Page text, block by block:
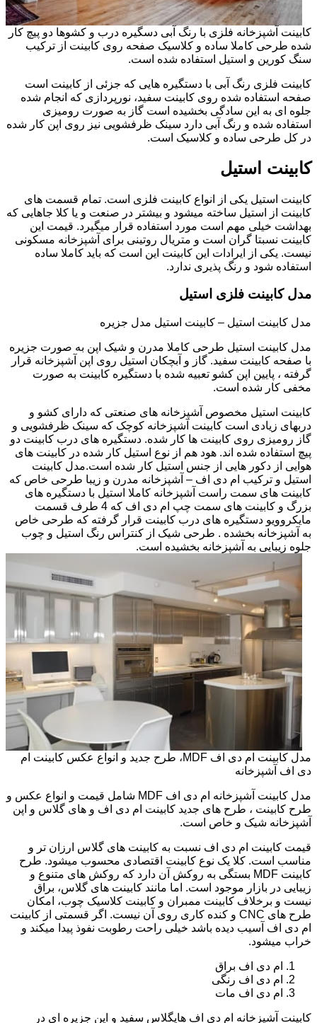
کابینت آشپزخانه فلزی با رنگ آبی دسگیره درب و کشوها دو پیچ کار
شده طرحی کاملا ساده و کلاسیک صفحه روی کابینت از ترکیب
سنگ کورین و استیل استفاده شده است.
کابینت فلزی رنگ آبی با دستگیره هایی که جزئی از کابینت است
صفحه استفاده شده روی کابینت سفید، نورپردازی که انجام شده
جلوه ای به این سادگی بخشیده است گاز به صورت رومیزی
استفاده شده و رنگ آبی دارد سینک ظرفشویی نیز روی اپن کار شده
در کل طرحی ساده و کلاسیک است.
کابینت استیل
کابینت استیل یکی از انواع کابینت فلزی است. تمام قسمت های
کابینت از استیل ساخته میشود و بیشتر در صنعت و یا کلا جاهایی که
بهداشت خیلی مهم است مورد استفاده قرار میگیرد. قیمت این
کابینت نسبتا گران است و متریال روتینی برای آشپزخانه مسکونی
نیست. یکی از ایرادات این کابینت این است که باید کاملا ساده
استفاده شود و رنگ پذیری ندارد.
مدل کابینت فلزی استیل
مدل کابینت استیل – کابینت استیل مدل جزیره
مدل کابینت استیل طرحی کاملا مدرن و شیک اپن به صورت جزیره
با صفحه کابینت سفید. گاز و آبچکان استیل روی اپن آشپزخانه قرار
گرفته ، پایین اپن کشو تعبیه شده با دستگیره کابینت به صورت
مخفی کار شده است.
کابینت استیل مخصوص آشپزخانه های صنعتی که دارای کشو و
دربهای زیادی است کابینت آشپزخانه کوچک که سینک ظرفشویی و
گاز رومیزی روی کابینت ها کار شده. دستگیره های درب کابینت دو
پیچ استفاده شده اند. هود هم از نوع استیل کار شده در کابینت های
هوایی از دکور هایی از جنس استیل کار شده است.مدل کابینت
استیل و ترکیب ام دی اف – آشپزخانه مدرن و زیبا طرحی خاص که
کابینت های سمت راست آشپزخانه کاملا استیل با دستگیره های
بزرگ و کابینت های سمت چپ ام دی اف که 4 طرف قسمت
مایکروویو دستگیره های درب کابینت قرار گرفته که طرحی خاص
به آشپزخانه بخشده . طرحی شیک از کنتراس رنگ استیل و چوب
جلوه زیبایی به آشپزخانه بخشیده است.
مدل کابینت ام دی اف MDF، طرح جدید و انواع عکس کابینت ام
دی اف آشپزخانه
مدل کابینت آشپزخانه ام دی اف MDF شامل قیمت و انواع عکس و
طرح کابینت ، طرح های جدید کابینت ام دی اف و های گلاس و اپن
آشپزخانه شیک و خاص است.
قیمت کابینت ام دی اف نسبت به کابینت های گلاس ارزان تر و
مناسب است. کلا یک نوع کابینت اقتصادی محسوب میشود. طرح
کابینت MDF بستگی به روکش آن دارد که روکش های متنوع و
زیبایی در بازار موجود است. اما مانند کابینت های گلاس، براق
نیست و برخلاف کابینت ممبران و کابینت کلاسیک چوب، امکان
طرح های CNC و کنده کاری روی آن نیست. اگر قسمتی از کابینت
ام دی اف آسیب دیده باشد خیلی راحت رطوبت نفوذ پیدا میکند و
خراب میشود.
ام دی اف براق
ام دی اف رنگی
ام دی اف مات
کابینت آشپزخانه ام دی اف هایگلاس سفید و اپن جزیره ای در